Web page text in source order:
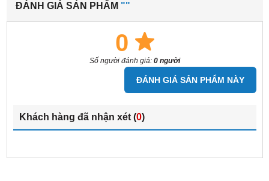
ĐÁNH GIÁ SẢN PHẨM ""
0
Số người đánh giá: 0 người
ĐÁNH GIÁ SẢN PHẨM NÀY
Khách hàng đã nhận xét (0)